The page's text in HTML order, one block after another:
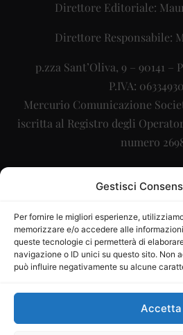
Gestisci
Per fornire le migliori esperienze,
memorizzare e/o accedere alle
queste tecnologie ci permetterà di
navigazione o ID unici su questo sito. Non
può influire negativamente su alcune
Accetta
Direttore Editoriale:
Direttore Responsabile:
p.zza Sant’Oliva, 9 – 90141 –
P.IVA:
Mercurio Comunicazione
iscritta al Registro degli
numero
Sito gestito daLa Digitale srl